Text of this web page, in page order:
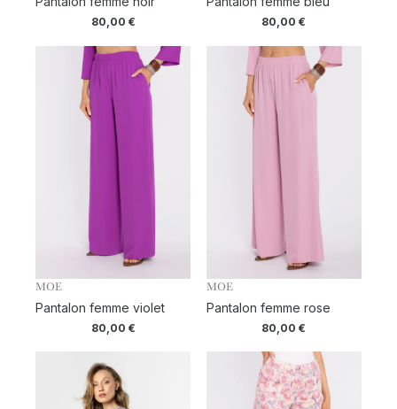
80,00 € 80,00€
MOE
Pantalon femme violet
80,00 €
MOE
Pantalon femme rose
80,00€